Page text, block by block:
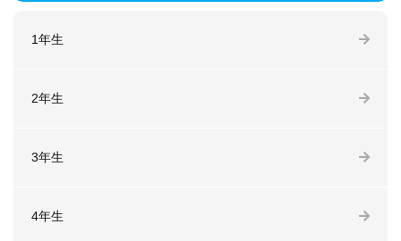
1年生
2年生
3年生
4年生